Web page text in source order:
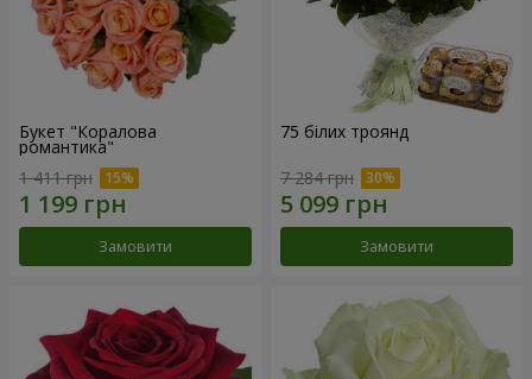
Букет "Коралова
романтика"
1 411 грн
Замовити
75 білих троянд
7 284 грн
Замовити